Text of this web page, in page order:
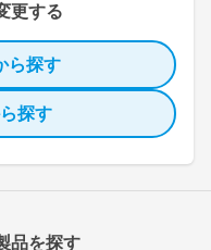
更する
ら探す
探す
品を探す